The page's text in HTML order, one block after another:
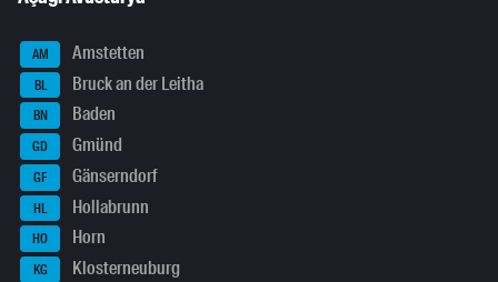
AM Amstetten
BL Bruck an der Leitha
BN Baden
GD Gmünd
GF Gänserndorf
HL Hollabrunn
HO Horn
KG Klosterneuburg